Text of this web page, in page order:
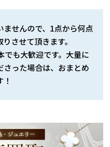
ませんので、1点から何点
させて頂きます。
でも大歓迎です。大量に
さった場合は、おまとめ